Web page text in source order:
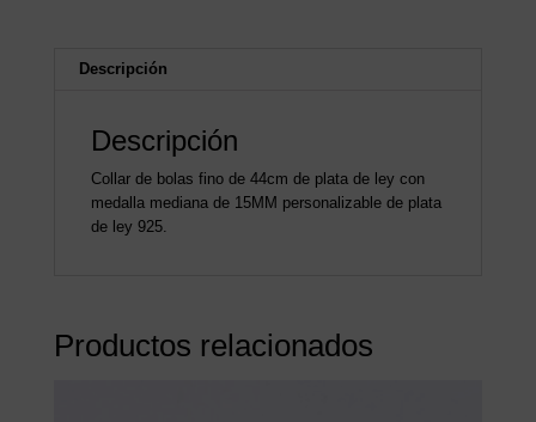
Descripción
Descripción
Collar de bolas fino de 44cm de plata de ley con
medalla mediana de 15MM personalizable de plata
de ley 925.
Productos relacionados